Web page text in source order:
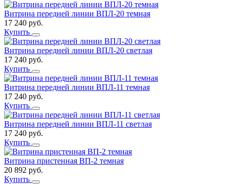
Витрина передней линии ВПЛ-20 темная
17 240 руб.
Купить
Витрина передней линии ВПЛ-20 светлая
17 240 руб.
Купить
Витрина передней линии ВПЛ-11 темная
17 240 руб.
Купить
Витрина передней линии ВПЛ-11 светлая
17 240 руб.
Купить
Витрина пристенная ВП-2 темная
20 892 руб.
Купить